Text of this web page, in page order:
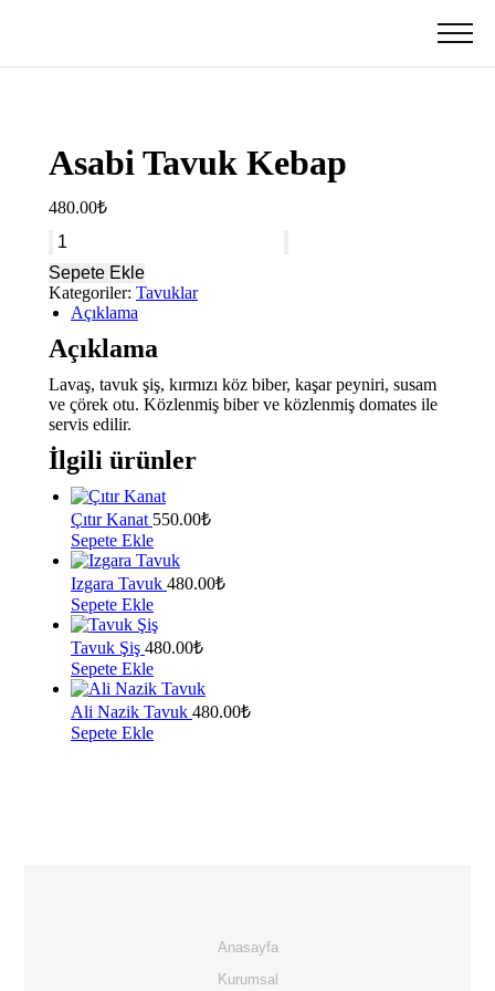
Asabi Tavuk Kebap
480.00₺
Sepete Ekle
Kategoriler: Tavuklar
Açıklama
Açıklama
Lavaş, tavuk şiş, kırmızı köz biber, kaşar peyniri, susam
ve çörek otu. Közlenmiş biber ve közlenmiş domates ile
servis edilir.
İlgili ürünler
Çıtır Kanat 550.00₺
Sepete Ekle
Izgara Tavuk 480.00₺
Sepete Ekle
Tavuk Şiş 480.00₺
Sepete Ekle
Ali Nazik Tavuk 480.00₺
Sepete Ekle
Anasayfa
Kurumsal